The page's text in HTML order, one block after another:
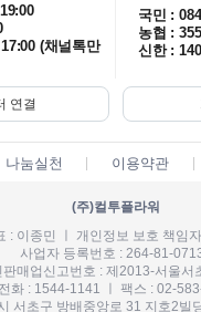
(채널톡만
국민 :
농협 :
신한 :
연결
나눔실천 이용약관
(주)컬투플라워
: 이종민 ㅣ 개인정보 보호 책임
사업자 등록번호 : 264-81-
판매업신고번호 : 제2013-서울서
전화 : 1544-1141 ㅣ 팩스 : 02-
서초구 방배중앙로 31 지호2빌